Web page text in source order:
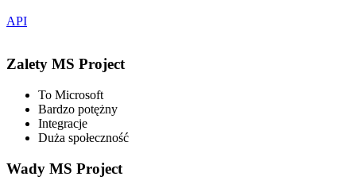
API
Zalety MS Project
To Microsoft
Bardzo potężny
Integracje
Duża społeczność
Wady MS Project